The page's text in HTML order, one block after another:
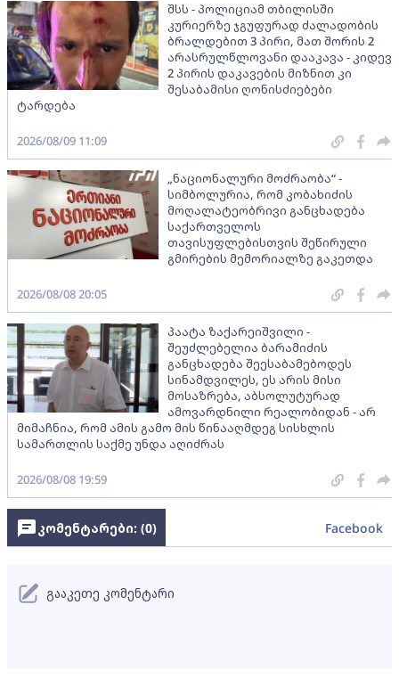
შსს - პოლიციამ თბილისში
კურიერზე ჯგუფურად ძალადობის
ბრალდებით 3 პირი, მათ შორის 2
არასრულწლოვანი დააკავა - კიდევ
2 პირის დაკავების მიზნით კი
შესაბამისი ღონისძიებები
ტარდება
2026/08/09 11:09
„ნაციონალური მოძრაობა“ -
სიმბოლურია, რომ კობახიძის
მოღალატეობრივი განცხადება
საქართველოს
თავისუფლებისთვის შეწირული
გმირების მემორიალზე გაკეთდა
2026/08/08 20:05
პაატა ზაქარეიშვილი -
შეუძლებელია ბარამიძის
განცხადება შეესაბამებოდეს
სინამდვილეს, ეს არის მისი
მოსაზრება, აბსოლუტურად
ამოვარდნილი რეალობიდან - არ
მიმაჩნია, რომ ამის გამო მის წინააღმდეგ სისხლის
სამართლის საქმე უნდა აღიძრას
2026/08/08 19:59
კომენტარები: (0) Facebook
გააკეთე კომენტარი